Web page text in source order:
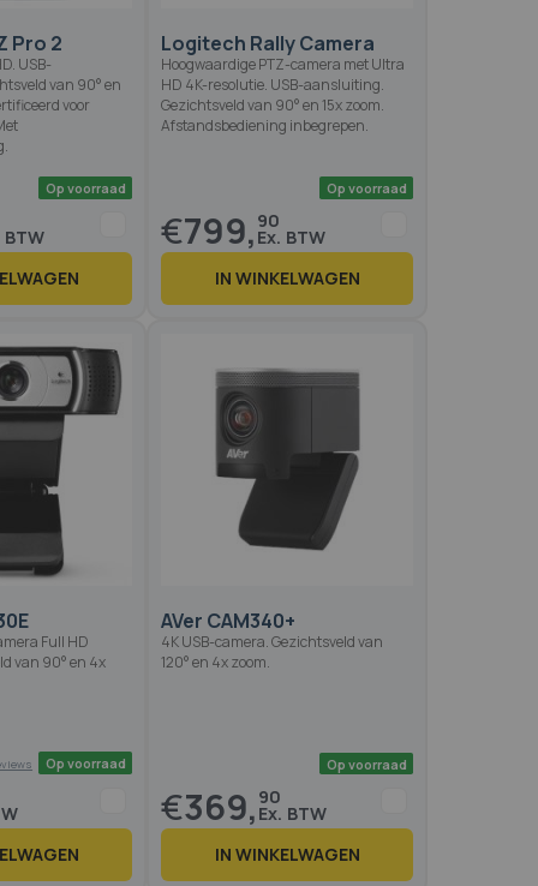
Pro 2
USB-
van 90° en
voor
Op voorraad
Logitech Rally Camera
Hoogwaardige PTZ-camera met Ultra
HD 4K-resolutie. USB-aansluiting.
Gezichtsveld van 90° en 15x zoom.
Afstandsbediening inbegrepen.
€799, 90
IN WINKELWAGEN
Full HD
van 90° en 4x
AVer CAM340+
4K USB-camera. Gezichtsveld van
120° en 4x zoom.
€369, 90
IN WINKELWAGEN